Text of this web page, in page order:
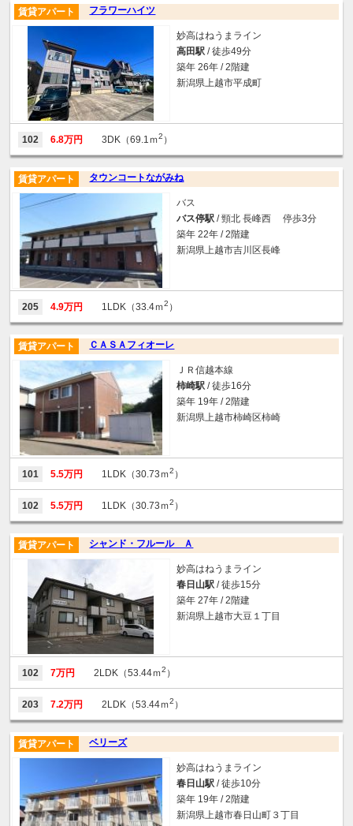
フラワーハイツ
賃貸アパート
妙高はねうまライン
高田駅 / 徒歩49分
築年 26年 / 2階建
新潟県上越市平成町
102 6.8万円 3DK（69.1ｍ2 ）
タウンコートながみね
賃貸アパート
バス
バス停駅 / 頸北 長峰西 停歩3分
築年 22年 / 2階建
新潟県上越市吉川区長峰
205 4.9万円 1LDK（33.4ｍ2 ）
ＣＡＳＡフィオーレ
賃貸アパート
ＪＲ信越本線
柿崎駅 / 徒歩16分
築年 19年 / 2階建
新潟県上越市柿崎区柿崎
101 5.5万円 1LDK（30.73ｍ2 ）
102 5.5万円 1LDK（30.73ｍ2 ）
シャンド・フルール Ａ
賃貸アパート
妙高はねうまライン
春日山駅 / 徒歩15分
築年 27年 / 2階建
新潟県上越市大豆１丁目
102 7万円 2LDK（53.44ｍ2 ）
203 7.2万円 2LDK（53.44ｍ2 ）
ベリーズ
賃貸アパート
妙高はねうまライン
春日山駅 / 徒歩10分
築年 19年 / 2階建
新潟県上越市春日山町３丁目